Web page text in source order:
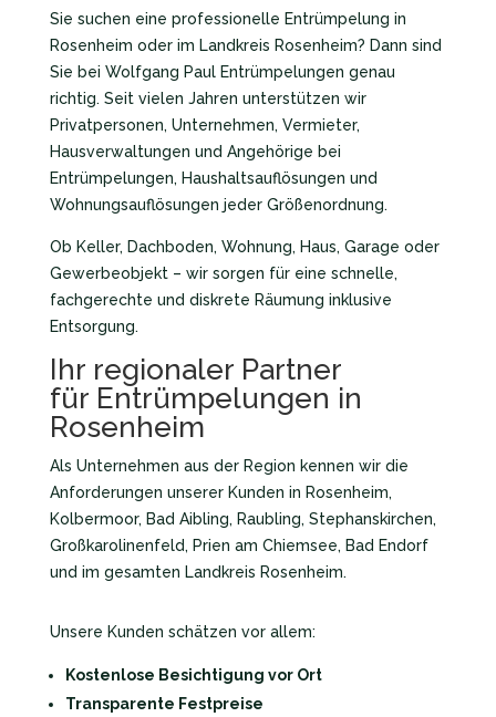
Sie suchen eine professionelle Entrümpelung in
Rosenheim oder im Landkreis Rosenheim? Dann sind
Sie bei Wolfgang Paul Entrümpelungen genau
richtig. Seit vielen Jahren unterstützen wir
Privatpersonen, Unternehmen, Vermieter,
Hausverwaltungen und Angehörige bei
Entrümpelungen, Haushaltsauflösungen und
Wohnungsauflösungen jeder Größenordnung.
Ob Keller, Dachboden, Wohnung, Haus, Garage oder
Gewerbeobjekt – wir sorgen für eine schnelle,
fachgerechte und diskrete Räumung inklusive
Entsorgung.
Ihr regionaler Partner
für Entrümpelungen in
Rosenheim
Als Unternehmen aus der Region kennen wir die
Anforderungen unserer Kunden in Rosenheim,
Kolbermoor, Bad Aibling, Raubling, Stephanskirchen,
Großkarolinenfeld, Prien am Chiemsee, Bad Endorf
und im gesamten Landkreis Rosenheim.
Unsere Kunden schätzen vor allem:
Kostenlose Besichtigung vor Ort
Transparente Festpreise